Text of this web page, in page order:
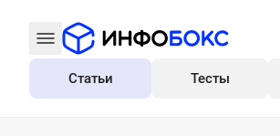
Все
Статьи Тесты